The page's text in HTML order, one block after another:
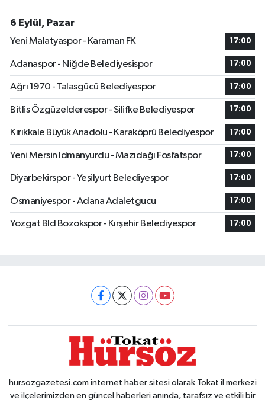
6 Eylül, Pazar
Yeni Malatyaspor - Karaman FK
17:00
Adanaspor - Niğde Belediyesispor 17:00
Ağrı 1970 - Talasgücü Belediyespor 17:00
Bitlis Özgüzelderespor - Silifke Belediyespor 17:00
Kırıkkale Büyük Anadolu - Karaköprü Belediyespor 17:00
Yeni Mersin Idmanyurdu - Mazıdağı Fosfatspor 17:00
Diyarbekirspor - Yeşilyurt Belediyespor 17:00
Osmaniyespor - Adana Adaletgucu 17:00
Yozgat Bld Bozokspor - Kırşehir Belediyespor 17:00
hursozgazetesi.com internet haber sitesi olarak Tokat il merkezi
ve ilçelerimizden en güncel haberleri anında, tarafsız ve etkili bir